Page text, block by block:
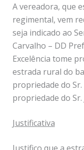
A vereadora, que
regimental, vem
seja indicado ao
Carvalho – DD
Excelência tome
estrada rural do
propriedade do
propriedade do Sr.
Justificativa
Justifico que a